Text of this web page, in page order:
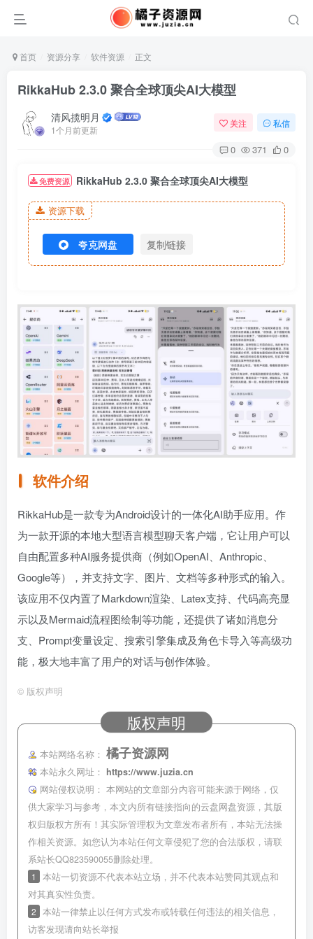
首页 资源分享 软件资源 正文
RikkaHub 2.3.0 聚合全球顶尖AI大模型
清风揽明月
1个月前更新
关注 私信
0 371 0
免费资源 RikkaHub 2.3.0 聚合全球顶尖AI大模型
资源下载
夸克网盘 复制链接
软件介绍
RikkaHub是一款专为Android设计的一体化AI助手应用。作
为一款开源的本地大型语言模型聊天客户端，它让用户可以
自由配置多种AI服务提供商（例如OpenAI、Anthropic、
Google等），并支持文字、图片、文档等多种形式的输入。
该应用不仅内置了Markdown渲染、Latex支持、代码高亮显
示以及Mermaid流程图绘制等功能，还提供了诸如消息分
支、Prompt变量设定、搜索引擎集成及角色卡导入等高级功
能，极大地丰富了用户的对话与创作体验。
© 版权声明
版权声明
本站网络名称： 橘子资源网
本站永久网址：
https://www.juzia.cn
网站侵权说明： 本网站的文章部分内容可能来源于网络，仅
供大家学习与参考，本文内所有链接指向的云盘网盘资源，其版
权归版权方所有！其实际管理权为文章发布者所有，本站无法操
作相关资源。如您认为本站任何文章侵犯了您的合法版权，请联
系站长QQ823590055删除处理。
1
本站一切资源不代表本站立场，并不代表本站赞同其观点和
对其真实性负责。
2 本站一律禁止以任何方式发布或转载任何违法的相关信息，
访客发现请向站长举报